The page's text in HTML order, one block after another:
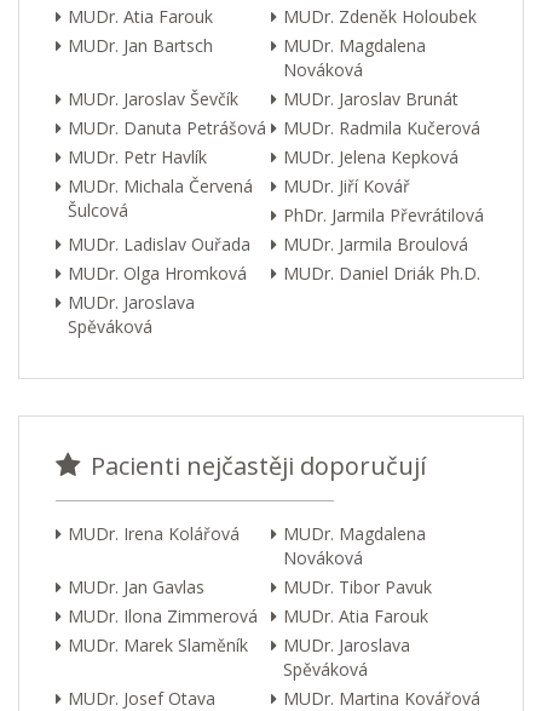
MUDr. Atia Farouk
MUDr. Zdeněk Holoubek
MUDr. Jan Bartsch
MUDr. Magdalena
Nováková
MUDr. Jaroslav Ševčík
MUDr. Jaroslav Brunát
MUDr. Danuta Petrášová
MUDr. Radmila Kučerová
MUDr. Petr Havlík
MUDr. Jelena Kepková
MUDr. Michala Červená
Šulcová
MUDr. Jiří Kovář
PhDr. Jarmila Převrátilová
MUDr. Ladislav Ouřada
MUDr. Jarmila Broulová
MUDr. Olga Hromková
MUDr. Daniel Driák Ph.D.
MUDr. Jaroslava
Spěváková
Pacienti nejčastěji doporučují
MUDr. Irena Kolářová
MUDr. Magdalena
Nováková
MUDr. Jan Gavlas
MUDr. Tibor Pavuk
MUDr. Ilona Zimmerová
MUDr. Atia Farouk
MUDr. Marek Slaměník
MUDr. Jaroslava
Spěváková
MUDr. Josef Otava
MUDr. Martina Kovářová